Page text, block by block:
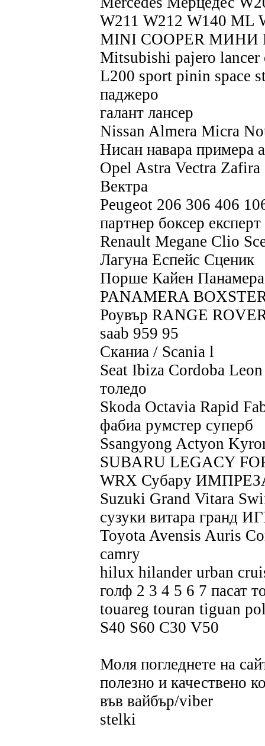
W211 W212 W140 ML
MINI COOPER
Mitsubishi pajero lancer
L200 sport pinin space
паджеро
галант лансер
Nissan Almera Micra
Нисан навара примера
Opel Astra Vectra
Вектра
Peugeot 206 306 406
партнер боксер експерт
Renault Megane Clio
Лагуна Еспейс Сценик
Порше Кайен
PANAMERA
Роувър RANGE
saab 959 95
Сканиа / Scania l
Seat Ibiza Cordoba
толедо
Skoda Octavia Rapid
фабиа румстер суперб
Ssangyong Actyon
SUBARU LEGACY
WRX Субару
Suzuki Grand Vitara
сузуки витара
Toyota Avensis Auris
camry
hilux hilander urban
голф 2 3 4 5 6 7 пасат
touareg touran tiguan
S40 S60 C30 V50
Моля погледнете на
полезно и качествено
във вайбър/viber
stelki